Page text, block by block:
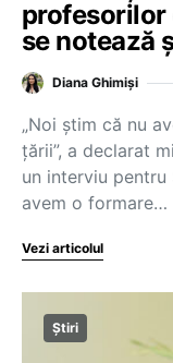
profesorilor
se notează
Diana Ghimiși
„Noi știm că nu
țării”, a declarat
un interviu pentru
avem o formare…
Vezi articolul
Știri